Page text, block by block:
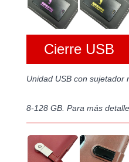
Cierre USB
Unidad USB con sujetador
8-128 GB. Para más